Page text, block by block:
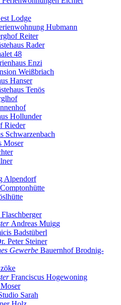
Lodge
Hubmann
Reiter
Rader
48
Enzi
Weißbriach
Hanser
Tenös
Hollunder
Rieder
Schwarzenbach
Moser
Alpendorf
Comptonhütte
Flaschberger
Andreas Muigg
Badstüberl
Peter Steiner
Gewerbe Bauernhof Brodnig-
Franciscus Hogewoning
Sarah